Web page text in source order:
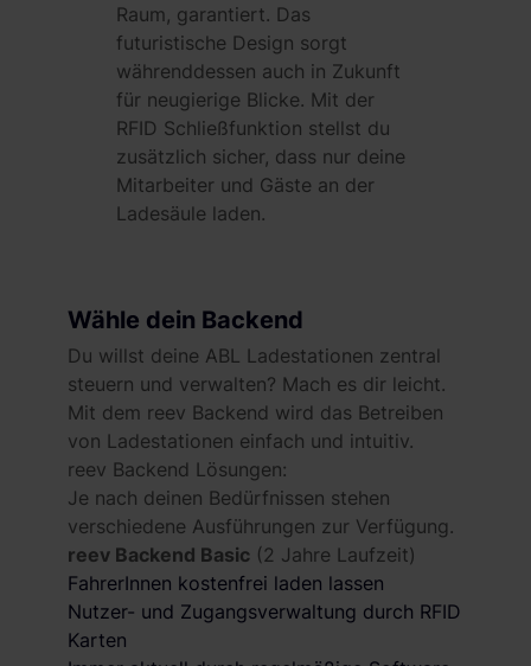
Raum, garantiert. Das
futuristische Design sorgt
währenddessen auch in Zukunft
für neugierige Blicke. Mit der
RFID Schließfunktion stellst du
zusätzlich sicher, dass nur deine
Mitarbeiter und Gäste an der
Ladesäule laden.
Wähle dein Backend
Du willst deine ABL Ladestationen zentral
steuern und verwalten? Mach es dir leicht.
Mit dem reev Backend wird das Betreiben
von Ladestationen einfach und intuitiv.
reev Backend Lösungen:
Je nach deinen Bedürfnissen stehen
verschiedene Ausführungen zur Verfügung.
reev Backend Basic (2 Jahre Laufzeit)
FahrerInnen kostenfrei laden lassen
Nutzer- und Zugangsverwaltung durch RFID
Karten